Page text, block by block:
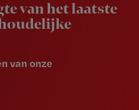
van het laatste
van onze